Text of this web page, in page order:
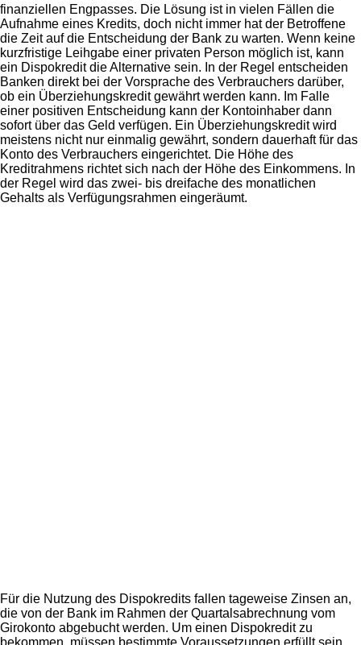
finanziellen Engpasses. Die Lösung ist in vielen Fällen die
Aufnahme eines Kredits, doch nicht immer hat der Betroffene
die Zeit auf die Entscheidung der Bank zu warten. Wenn keine
kurzfristige Leihgabe einer privaten Person möglich ist, kann
ein Dispokredit die Alternative sein. In der Regel entscheiden
Banken direkt bei der Vorsprache des Verbrauchers darüber,
ob ein Überziehungskredit gewährt werden kann. Im Falle
einer positiven Entscheidung kann der Kontoinhaber dann
sofort über das Geld verfügen. Ein Überziehungskredit wird
meistens nicht nur einmalig gewährt, sondern dauerhaft für das
Konto des Verbrauchers eingerichtet. Die Höhe des
Kreditrahmens richtet sich nach der Höhe des Einkommens. In
der Regel wird das zwei- bis dreifache des monatlichen
Gehalts als Verfügungsrahmen eingeräumt.
Für die Nutzung des Dispokredits fallen tageweise Zinsen an,
die von der Bank im Rahmen der Quartalsabrechnung vom
Girokonto abgebucht werden. Um einen Dispokredit zu
bekommen, müssen bestimmte Voraussetzungen erfüllt sein.